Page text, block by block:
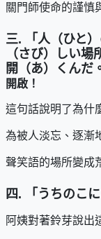
關門師使命的謹慎
三. 「人（ひと
（さび）しい
開（あ）くんだ
開啟！
這句話說明了為什
為被人淡忘、逐漸
聲笑語的場所變成
四. 「うちのこ
阿姨對著鈴芽說出